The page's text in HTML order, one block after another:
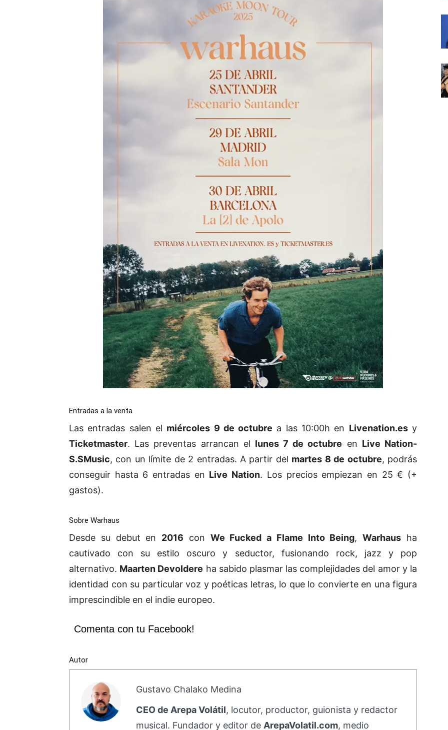
Entradas a la venta
Las entradas salen el miércoles 9 de octubre a las 10:00h en Livenation.esy
Ticketmaster. Las preventas arrancan el lunes 7 de octubre en Live Nation-
S.SMusic, con un límite de 2 entradas. A partir del martes 8 de octubre, podrás
conseguir hasta 6 entradas en Live Nation. Los precios empiezan en 25 € (+
gastos).
Sobre Warhaus
Desde su debut en 2016 con We Fucked a Flame Into Being,Warhaus ha
cautivado con su estilo oscuro y seductor, fusionando rock, jazz y pop
alternativo. Maarten Devoldere ha sabido plasmar las complejidades del amor y la
identidad con su particular voz y poéticas letras, lo que lo convierte en una figura
imprescindible en el indie europeo.
Comenta con tu Facebook!
Autor
Gustavo Chalako Medina
CEO de Arepa Volátil, locutor, productor, guionista y redactor
musical. Fundador y editor de ArepaVolatil.com, medio